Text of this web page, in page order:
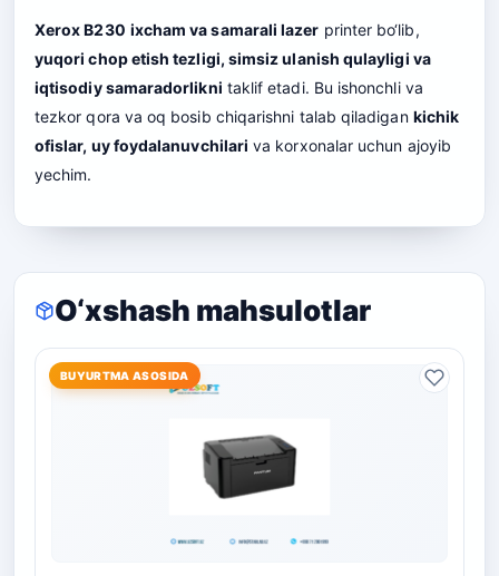
Xerox B230 ixcham va samarali lazer printer bo‘lib,
yuqori chop etish tezligi, simsiz ulanish qulayligi va
iqtisodiy samaradorlikni taklif etadi. Bu ishonchli va
tezkor qora va oq bosib chiqarishni talab qiladigan kichik
ofislar, uy foydalanuvchilari va korxonalar uchun ajoyib
yechim.
O‘xshash mahsulotlar
BUYURTMA ASOSIDA